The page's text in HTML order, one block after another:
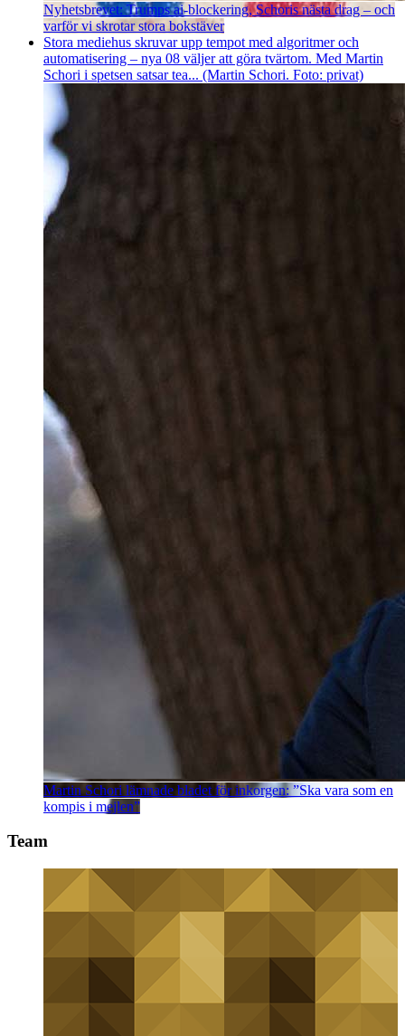
Nyhetsbrevet: Trumps ai-blockering, Schoris nästa drag – och
varför vi skrotar stora bokstäver
Stora mediehus skruvar upp tempot med algoritmer och
automatisering – nya 08 väljer att göra tvärtom. Med Martin
Schori i spetsen satsar tea... (Martin Schori. Foto: privat)
Martin Schori lämnade bladet för inkorgen: ”Ska vara som en
kompis i mejlen”
Team